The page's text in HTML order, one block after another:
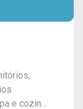
e cozinha